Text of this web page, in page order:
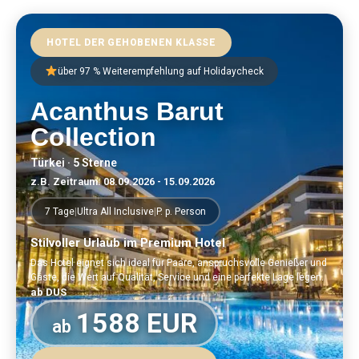
HOTEL DER GEHOBENEN KLASSE
über 97 % Weiterempfehlung auf Holidaycheck
Acanthus Barut
Collection
Türkei · 5 Sterne
z.B. Zeitraum: 08.09.2026 - 15.09.2026
7 Tage|Ultra All Inclusive|P. p. Person
Stilvoller Urlaub im Premium Hotel
Das Hotel eignet sich ideal für Paare, anspruchsvolle Genießer und
Gäste, die Wert auf Qualität, Service und eine perfekte Lage legen.
ab DUS
ab 1588 EUR